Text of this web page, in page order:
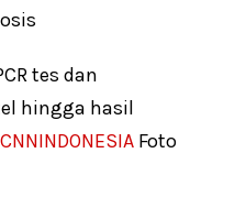
tes dan
hingga hasil
CNNINDONESIA Foto